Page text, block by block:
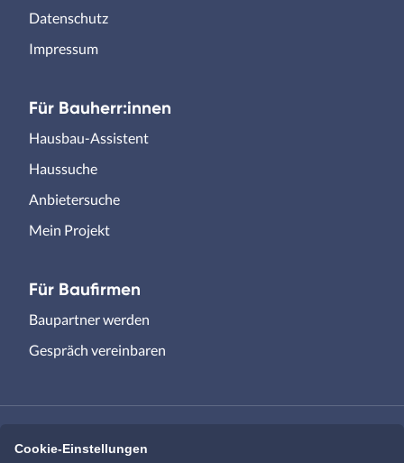
Datenschutz
Impressum
Für Bauherr:innen
Hausbau-Assistent
Haussuche
Anbietersuche
Mein Projekt
Für Baufirmen
Baupartner werden
Gespräch vereinbaren
Cookie-Einstellungen